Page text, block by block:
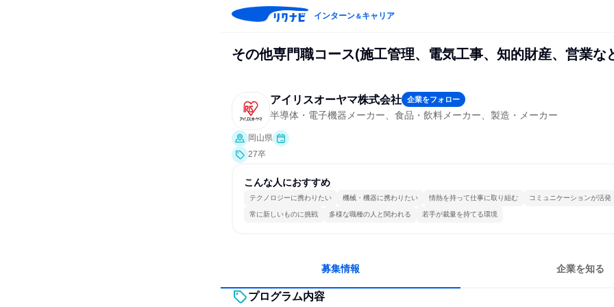
インターン＆キャリア
その他専門職コース(施工管理、電気工事、知的財産、営業な
アイリスオーヤマ株式会社 企業をフォロー
半導体・電子機器メーカー、食品・飲料メーカー、製造・メーカー
岡山県
27卒
こんな人におすすめ
テクノロジーに携わりたい 機械・機器に携わりたい 情熱を持って仕事に取り組む コミュニケーションが活発
常に新しいものに挑戦 多様な職種の人と関われる 若手が裁量を持てる環境
募集情報 企業を知る
プログラム内容